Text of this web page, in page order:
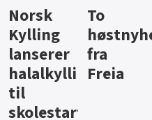
Knalltall
for Açai
Bowl
Aass vil
bli
førstevalg
i lite-